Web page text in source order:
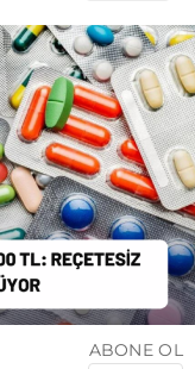
ABONE OL